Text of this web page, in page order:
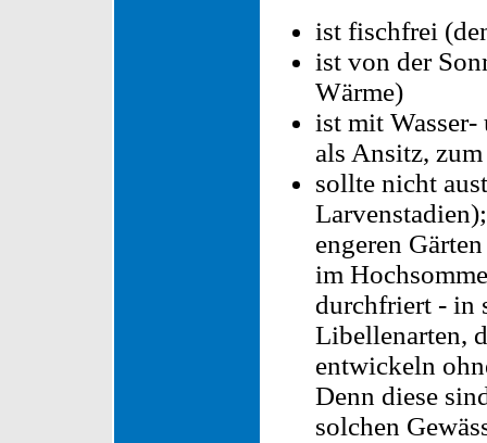
ist fischfrei
ist von der
Wärme)
ist mit
als Ansitz,
sollte nicht
engeren
im
durchfriert - in
Libellenarten,
entwickeln
Denn diese
solchen